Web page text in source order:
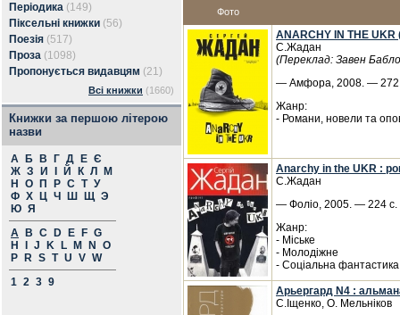
Періодика (149)
Піксельні книжки (56)
Поезія (517)
Проза (1098)
Пропонується видавцям (21)
Всі книжки (1660)
Книжки за першою літерою
назви
А Б В Г Д Е Є
Ж З И Й К Л
М
Н
О П Р С Т У
Ф Х Ц Ч Ш Щ Э
Ю Я
A
B C D E F G
H
J K L M N
O
P
R S T U V W
1 2 3 9
Фото
ANARCHY IN THE
С.Жадан
(Переклад: Завен
— Амфора, 2008. — 272
Жанр:
- Романи, новели та
Anarchy in the UKR :
С.Жадан
— Фоліо, 2005. — 224 с.
Жанр:
- Міське
- Молодіжне
- Соціальна фантастика
Aрьергард N4 :
С.Іщенко, О. Мельніков